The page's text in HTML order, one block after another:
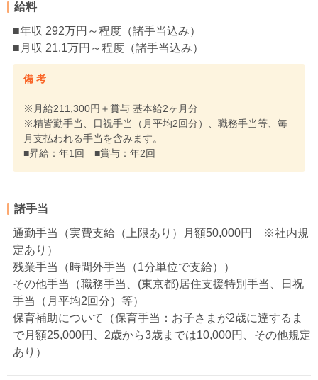
給料
■年収 292万円～程度（諸手当込み）
■月収 21.1万円～程度（諸手当込み）
備 考
※月給211,300円＋賞与 基本給2ヶ月分
※精皆勤手当、日祝手当（月平均2回分）、職務手当等、毎
月支払われる手当を含みます。
■昇給：年1回 ■賞与：年2回
諸手当
通勤手当（実費支給（上限あり）月額50,000円 ※社内規
定あり）
残業手当（時間外手当（1分単位で支給））
その他手当（職務手当、(東京都)居住支援特別手当、日祝
手当（月平均2回分）等）
保育補助について（保育手当：お子さまが2歳に達するま
で月額25,000円、2歳から3歳までは10,000円、その他規定
あり）